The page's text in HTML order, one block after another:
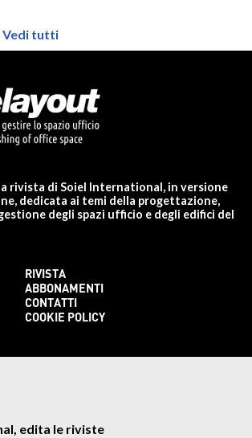
Vedi tutti
rivista di Soiel International, in versione
dedicata ai temi della progettazione,
degli spazi ufficio e degli edifici del
RIVISTA
ABBONAMENTI
CONTATTI
COOKIE POLICY
edita le riviste